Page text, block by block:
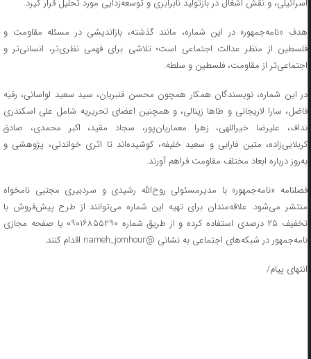
اسرائیلی، و نقش اشغال در بازتولید نابرابری و توسعه‌زدایی مورد تحلیل قرار گیرد.
هدف «نامه‌جمهور» در این شماره، مانند گذشته، بازاندیشی در مسئله مقاومت و
فلسطین از منظر عدالت اجتماعی است؛ تلاشی برای فهمی نظری‌تر، انسانی‌تر و
اجتماعی‌تر از مقاومت، فلسطین و سلطه.
در این شماره، نویسندگان همکار همچون محسن قنبریان، سید سعید لواسانی، رقیه
فاضل، سارا لاریجانی و طاها زینالی، و همچنین اعضای تحریریه شامل علی اسکندری
نداف، علیرضا خیراللهی، زهرا معماریان‌پور، سجاد مقید، اکبر محمدی، صادق
کربلایی‌زاده، متین فارابی و سعید خلیفه، کوشیده‌اند تا اثری خواندنی، پژوهشی و
به‌روز درباره ابعاد مختلف مقاومت فراهم آورند.
فصلنامه «نامه‌جمهور» با مدیرمسئولی روح‌الله رشیدی و سردبیری مجتبی نامخواه
منتشر می‌شود. علاقه‌مندان برای تهیه این شماره می‌توانند از طرح پیش‌فروش با
تخفیف ۲۵ درصدی استفاده کرده و از طریق شماره ۰۹۰۱۶۸۵۵۲۹۰ یا صفحه مجازی
نامه‌جمهور در شبکه‌های اجتماعی به نشانی @nameh_jomhour اقدام کنند.
انتهای پیام/